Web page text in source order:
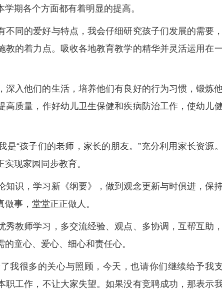
期各个方面都有着明显的提高。
同的爱好与特点，我会仔细研究孩子们发展的需要，
教的着力点。吸收各地教育教学的精华并灵活运用在
深入他们的生活，培养他们有良好的行为习惯，锻炼
质量，作好幼儿卫生保健和疾病防治工作，使幼儿
“孩子们的老师，家长的朋友。”充分利用家长资源。
现家园同步教育。
知识，学习新《纲要》，做到观念更新与时俱进，保
事，堂堂正正做人。
教师学习，多交流经验、观点、多协调，互帮互助，
童心、爱心、细心和责任心。
我很多的关心与照顾，今天，也请你们继续给予我
工作，不让大家失望。如果没有竞聘成功，那表示